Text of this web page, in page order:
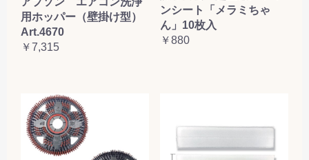
用ホッパー（壁掛け型）
Art.4670
￥7,315
ンシート「メラミちゃ
ん」10枚入
￥880